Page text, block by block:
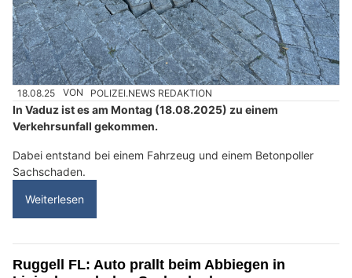
18.08.25 VON POLIZEI.NEWS REDAKTION
In Vaduz ist es am Montag (18.08.2025) zu einem
Verkehrsunfall gekommen.
Dabei entstand bei einem Fahrzeug und einem Betonpoller
Sachschaden.
Weiterlesen
Ruggell FL: Auto prallt beim Abbiegen in